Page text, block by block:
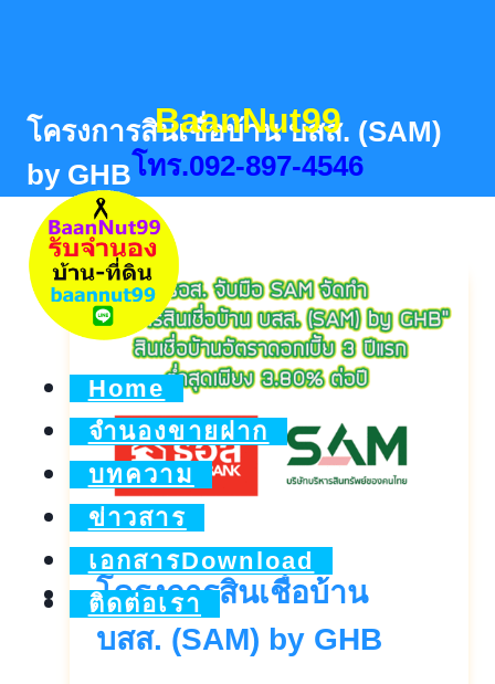
content
BaanNut99
โทร.092-897-4546
Home
จำนองขายฝาก
บทความ
ข่าวสาร
เอกสารDownload
ติดต่อเรา
โครงการสินเชื่อบ้าน บสส. (SAM)
by GHB
โครงการสินเชื่อบ้าน
บสส. (SAM) by GHB